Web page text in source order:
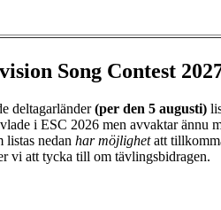
Song Contest
deltagarländer(per den 5 augusti)
i ESC 2026 men avvaktar ännu
listas nedan har möjlighetatt
vi att tycka till om tävlingsbidragen.